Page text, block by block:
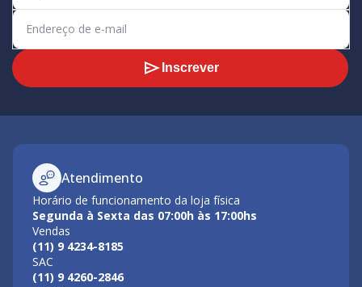
Inscrever
Atendimento
Horário de funcionamento da loja física
Segunda à Sexta das 07:00h às 17:00hs
Vendas
(11) 9 4234-8185
SAC
(11) 9 4260-2846